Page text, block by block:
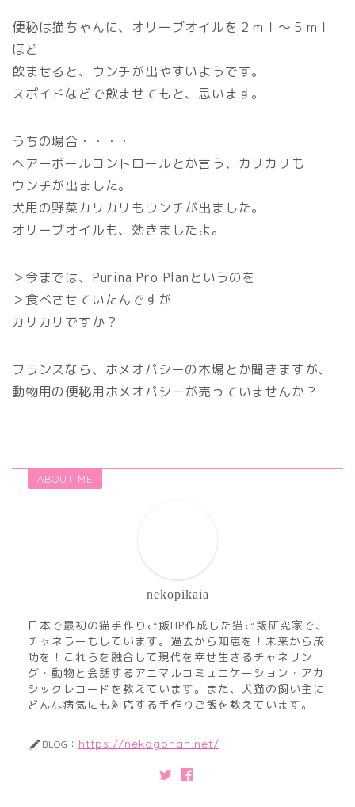
便秘は猫ちゃんに、オリーブオイルを２ｍｌ～５ｍｌ
ほど
飲ませると、ウンチが出やすいようです。
スポイドなどで飲ませてもと、思います。
うちの場合・・・・
ヘアーボールコントロールとか言う、カリカリも
ウンチが出ました。
犬用の野菜カリカリもウンチが出ました。
オリーブオイルも、効きましたよ。
＞今までは、Purina Pro Planというのを
＞食べさせていたんですが
カリカリですか？
フランスなら、ホメオパシーの本場とか聞きますが、
動物用の便秘用ホメオパシーが売っていませんか？
ABOUT ME
nekopikaia
日本で最初の猫手作りご飯HP作成した猫ご飯研究家で、
チャネラーもしています。過去から知恵を！未来から成
功を！これらを融合して現代を幸せ生きるチャネリン
グ・動物と会話するアニマルコミュニケーション・アカ
シックレコードを教えています。また、犬猫の飼い主に
どんな病気にも対応する手作りご飯を教えています。
BLOG： https://nekogohan.net/